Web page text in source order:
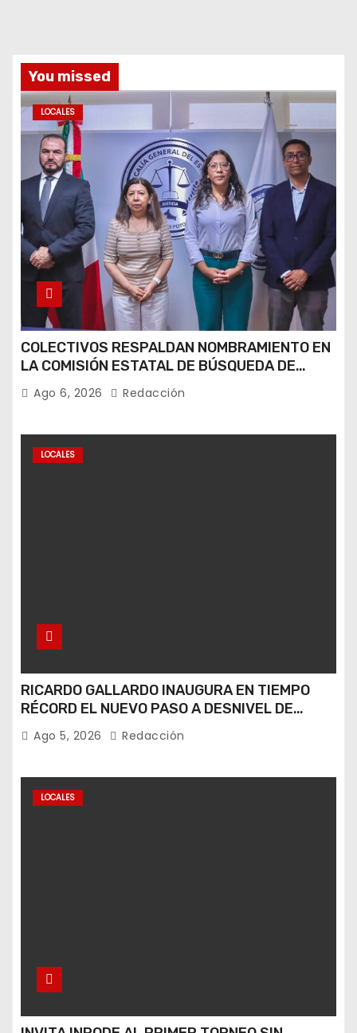
You missed
LOCALES
COLECTIVOS RESPALDAN NOMBRAMIENTO EN
LA COMISIÓN ESTATAL DE BÚSQUEDA DE
PERSONAS.
Ago 6, 2026 Redacción
LOCALES
RICARDO GALLARDO INAUGURA EN TIEMPO
RÉCORD EL NUEVO PASO A DESNIVEL DE
CIRCUITO POTOSÍ
Ago 5, 2026 Redacción
LOCALES